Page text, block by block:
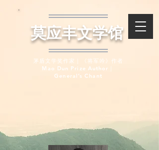
​莫应丰文学馆
茅盾文学奖作家｜《将军吟》作者
Mao Dun Prize Author｜
General’s Chant